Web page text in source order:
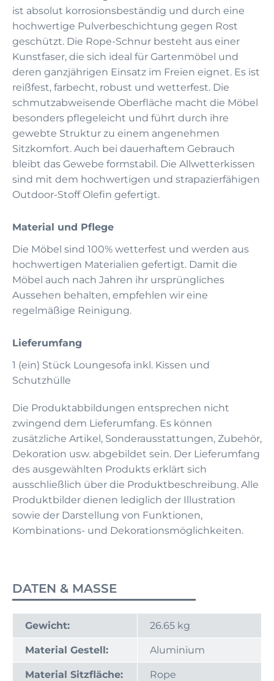
ist absolut korrosionsbeständig und durch eine
hochwertige Pulverbeschichtung gegen Rost
geschützt. Die Rope-Schnur besteht aus einer
Kunstfaser, die sich ideal für Gartenmöbel und
deren ganzjährigen Einsatz im Freien eignet. Es ist
reißfest, farbecht, robust und wetterfest. Die
schmutzabweisende Oberfläche macht die Möbel
besonders pflegeleicht und führt durch ihre
gewebte Struktur zu einem angenehmen
Sitzkomfort. Auch bei dauerhaftem Gebrauch
bleibt das Gewebe formstabil. Die Allwetterkissen
sind mit dem hochwertigen und strapazierfähigen
Outdoor-Stoff Olefin gefertigt.
Material und Pflege
Die Möbel sind 100% wetterfest und werden aus
hochwertigen Materialien gefertigt. Damit die
Möbel auch nach Jahren ihr ursprüngliches
Aussehen behalten, empfehlen wir eine
regelmäßige Reinigung.
Lieferumfang
1 (ein) Stück Loungesofa inkl. Kissen und
Schutzhülle
Die Produktabbildungen entsprechen nicht
zwingend dem Lieferumfang. Es können
zusätzliche Artikel, Sonderausstattungen, Zubehör,
Dekoration usw. abgebildet sein. Der Lieferumfang
des ausgewählten Produkts erklärt sich
ausschließlich über die Produktbeschreibung. Alle
Produktbilder dienen lediglich der Illustration
sowie der Darstellung von Funktionen,
Kombinations- und Dekorationsmöglichkeiten.
DATEN & MASSE
Gewicht: 26.65 kg
Material Gestell: Aluminium
Material Sitzfläche: Rope